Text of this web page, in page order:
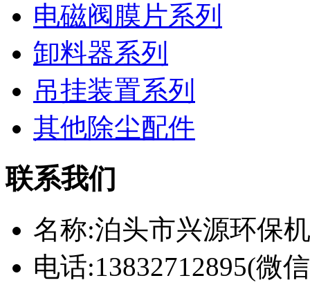
电磁阀膜片系列
卸料器系列
吊挂装置系列
其他除尘配件
联系我们
名称:泊头市兴源环保
电话:13832712895(微